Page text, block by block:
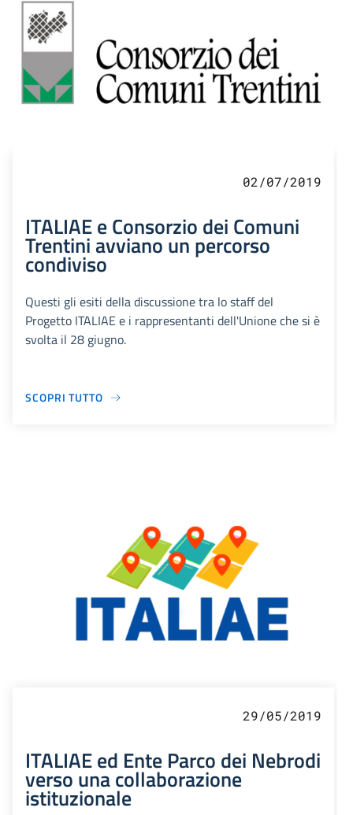
02/07/2019
ITALIAE e Consorzio dei Comuni
Trentini avviano un percorso
condiviso
Questi gli esiti della discussione tra lo staff del
Progetto ITALIAE e i rappresentanti dell'Unione che si è
svolta il 28 giugno.
SCOPRI TUTTO
29/05/2019
ITALIAE ed Ente Parco dei Nebrodi
verso una collaborazione
istituzionale